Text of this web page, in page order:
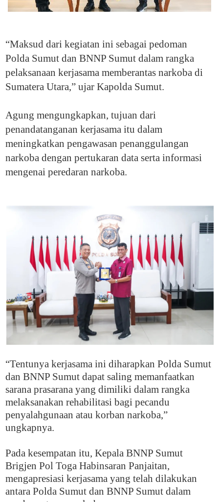
“Maksud dari kegiatan ini sebagai pedoman
Polda Sumut dan BNNP Sumut dalam rangka
pelaksanaan kerjasama memberantas narkoba di
Sumatera Utara,” ujar Kapolda Sumut.
Agung mengungkapkan, tujuan dari
penandatanganan kerjasama itu dalam
meningkatkan pengawasan penanggulangan
narkoba dengan pertukaran data serta informasi
mengenai peredaran narkoba.
“Tentunya kerjasama ini diharapkan Polda Sumut
dan BNNP Sumut dapat saling memanfaatkan
sarana prasarana yang dimiliki dalam rangka
melaksanakan rehabilitasi bagi pecandu
penyalahgunaan atau korban narkoba,”
ungkapnya.
Pada kesempatan itu, Kepala BNNP Sumut
Brigjen Pol Toga Habinsaran Panjaitan,
mengapresiasi kerjasama yang telah dilakukan
antara Polda Sumut dan BNNP Sumut dalam